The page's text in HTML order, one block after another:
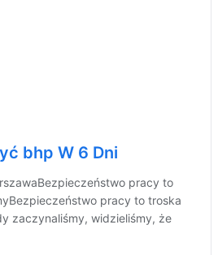
bhp W 6 Dni
pracy to
pracy to troska
zaczynaliśmy, widzieliśmy, że